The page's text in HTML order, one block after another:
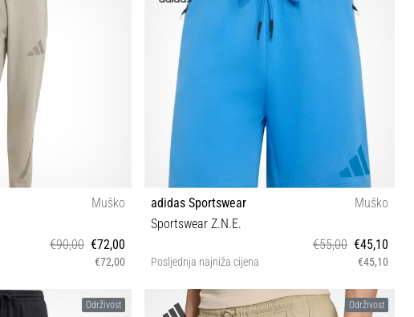
Muško
€90,00 €72,00
€72,00
L XL
adidas Sportswear
Muško
Sportswear Z.N.E.
€55,00 €45,10
Posljednja najniža cijena €45,10
XS S M L XL XXL
Održivost Održivost